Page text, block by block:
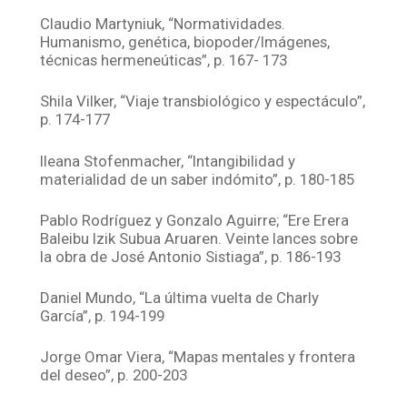
Claudio Martyniuk, “Normatividades.
Humanismo, genética, biopoder/Imágenes,
técnicas hermeneúticas”, p. 167- 173
Shila Vilker, “Viaje transbiológico y espectáculo”,
p. 174-177
Ileana Stofenmacher, “Intangibilidad y
materialidad de un saber indómito”, p. 180-185
Pablo Rodríguez y Gonzalo Aguirre; “Ere Erera
Baleibu Izik Subua Aruaren. Veinte lances sobre
la obra de José Antonio Sistiaga”, p. 186-193
Daniel Mundo, “La última vuelta de Charly
García”, p. 194-199
Jorge Omar Viera, “Mapas mentales y frontera
del deseo”, p. 200-203